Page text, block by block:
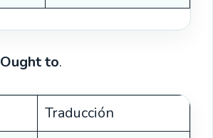
Ought to.
Traducción